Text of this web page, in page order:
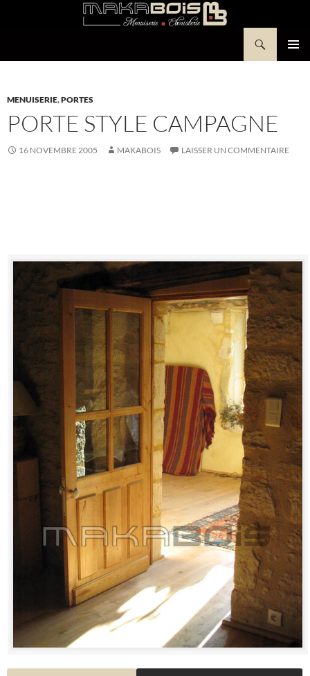
MENUISERIE,PORTES
PORTE STYLE CAMPAGNE
16 NOVEMBRE 2005 MAKABOIS LAISSER UN COMMENTAIRE